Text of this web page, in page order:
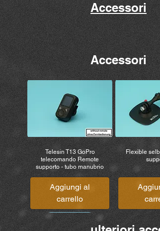
Accessori
Telesin T13 GoPro
telecomando Remote
supporto - tubo manubrio
Aggiungi al
carrello
Flexible
Accessori